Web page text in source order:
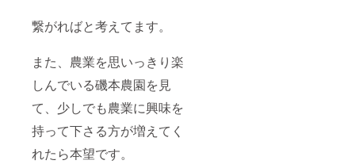
繋がればと考えてます。
また、農業を思いっきり楽
しんでいる磯本農園を見
て、少しでも農業に興味を
持って下さる方が増えてく
れたら本望です。